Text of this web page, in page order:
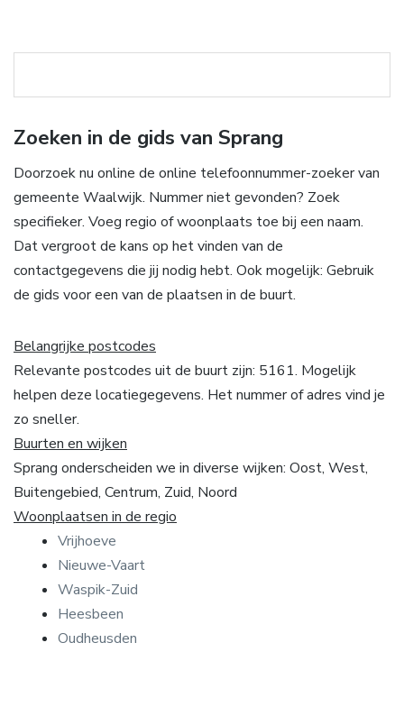
Zoeken in de gids van Sprang
Doorzoek nu online de online telefoonnummer-zoeker van
gemeente Waalwijk. Nummer niet gevonden? Zoek
specifieker. Voeg regio of woonplaats toe bij een naam.
Dat vergroot de kans op het vinden van de
contactgegevens die jij nodig hebt. Ook mogelijk: Gebruik
de gids voor een van de plaatsen in de buurt.
Belangrijke postcodes
Relevante postcodes uit de buurt zijn: 5161. Mogelijk
helpen deze locatiegegevens. Het nummer of adres vind je
zo sneller.
Buurten en wijken
Sprang onderscheiden we in diverse wijken: Oost, West,
Buitengebied, Centrum, Zuid, Noord
Woonplaatsen in de regio
Vrijhoeve
Nieuwe-Vaart
Waspik-Zuid
Heesbeen
Oudheusden